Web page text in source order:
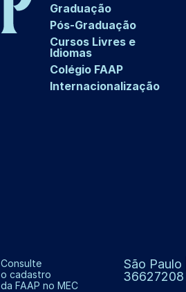
Graduação
Pós-Graduação
Cursos Livres e
Idiomas
Colégio FAAP
Internacionalização
Consulte
o cadastro
da FAAP no MEC
São
36627208